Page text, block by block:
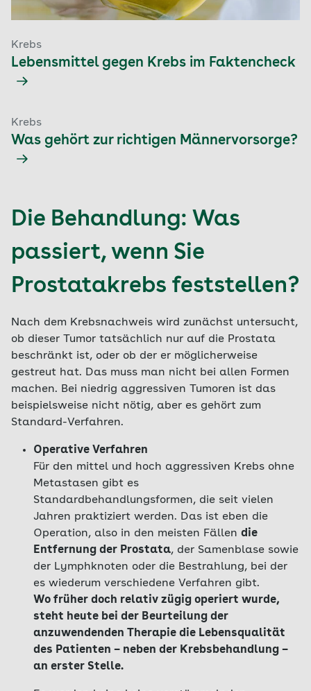
Krebs
Lebensmittel gegen Krebs im Faktencheck
Krebs
Was gehört zur richtigen Männervorsorge?
Die Behandlung: Was
passiert, wenn Sie
Prostatakrebs feststellen?
Nach dem Krebsnachweis wird zunächst untersucht,
ob dieser Tumor tatsächlich nur auf die Prostata
beschränkt ist, oder ob der er möglicherweise
gestreut hat. Das muss man nicht bei allen Formen
machen. Bei niedrig aggressiven Tumoren ist das
beispielsweise nicht nötig, aber es gehört zum
Standard-Verfahren.
Operative Verfahren
Für den mittel und hoch aggressiven Krebs ohne
Metastasen gibt es
Standardbehandlungsformen, die seit vielen
Jahren praktiziert werden. Das ist eben die
Operation, also in den meisten Fällen die
Entfernung der Prostata, der Samenblase sowie
der Lymphknoten oder die Bestrahlung, bei der
es wiederum verschiedene Verfahren gibt.
Wo früher doch relativ zügig operiert wurde,
steht heute bei der Beurteilung der
anzuwendenden Therapie die Lebensqualität
des Patienten – neben der Krebsbehandlung –
an erster Stelle.